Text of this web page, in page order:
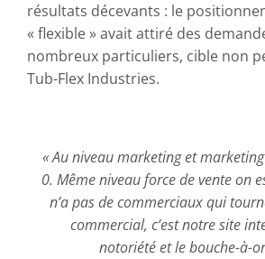
résultats décevants : le
« flexible » avait attiré des
nombreux particuliers, cible non
Tub-Flex Industries.
« Au niveau marketing et
0. Même niveau force de vente on
n’a pas de commerciaux qui
commercial, c’est notre site
notoriété et le bouche-à-